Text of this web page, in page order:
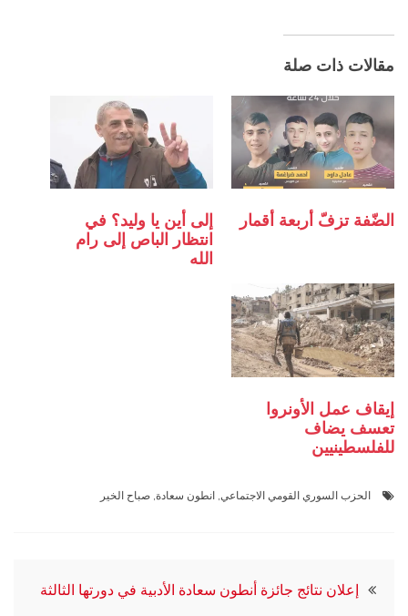
مقالات ذات صلة
الضّفة تزفّ أربعة أقمار
إلى أين يا وليد؟ في
انتظار الباص إلى رام
الله
إيقاف عمل الأونروا
تعسف يضاف
للفلسطينيين
الحزب السوري القومي الاجتماعي انطون سعادة صباح الخير
تصفّح
إعلان نتائج جائزة أنطون سعادة الأدبية في دورتها الثالثة